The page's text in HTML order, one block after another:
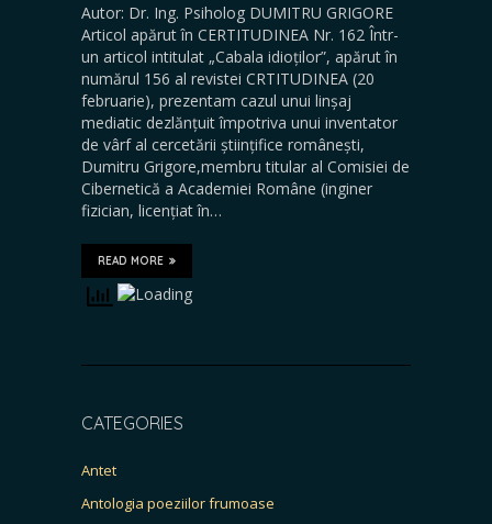
Autor: Dr. Ing. Psiholog DUMITRU GRIGORE
Articol apărut în CERTITUDINEA Nr. 162 Într-
un articol intitulat „Cabala idioților”, apărut în
numărul 156 al revistei CRTITUDINEA (20
februarie), prezentam cazul unui linșaj
mediatic dezlănțuit împotriva unui inventator
de vârf al cercetării științifice românești,
Dumitru Grigore,membru titular al Comisiei de
Cibernetică a Academiei Române (inginer
fizician, licențiat în…
READ MORE
CATEGORIES
Antet
Antologia poeziilor frumoase